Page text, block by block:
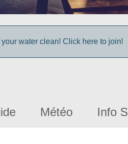
water clean! Click here to join!
Météo Info